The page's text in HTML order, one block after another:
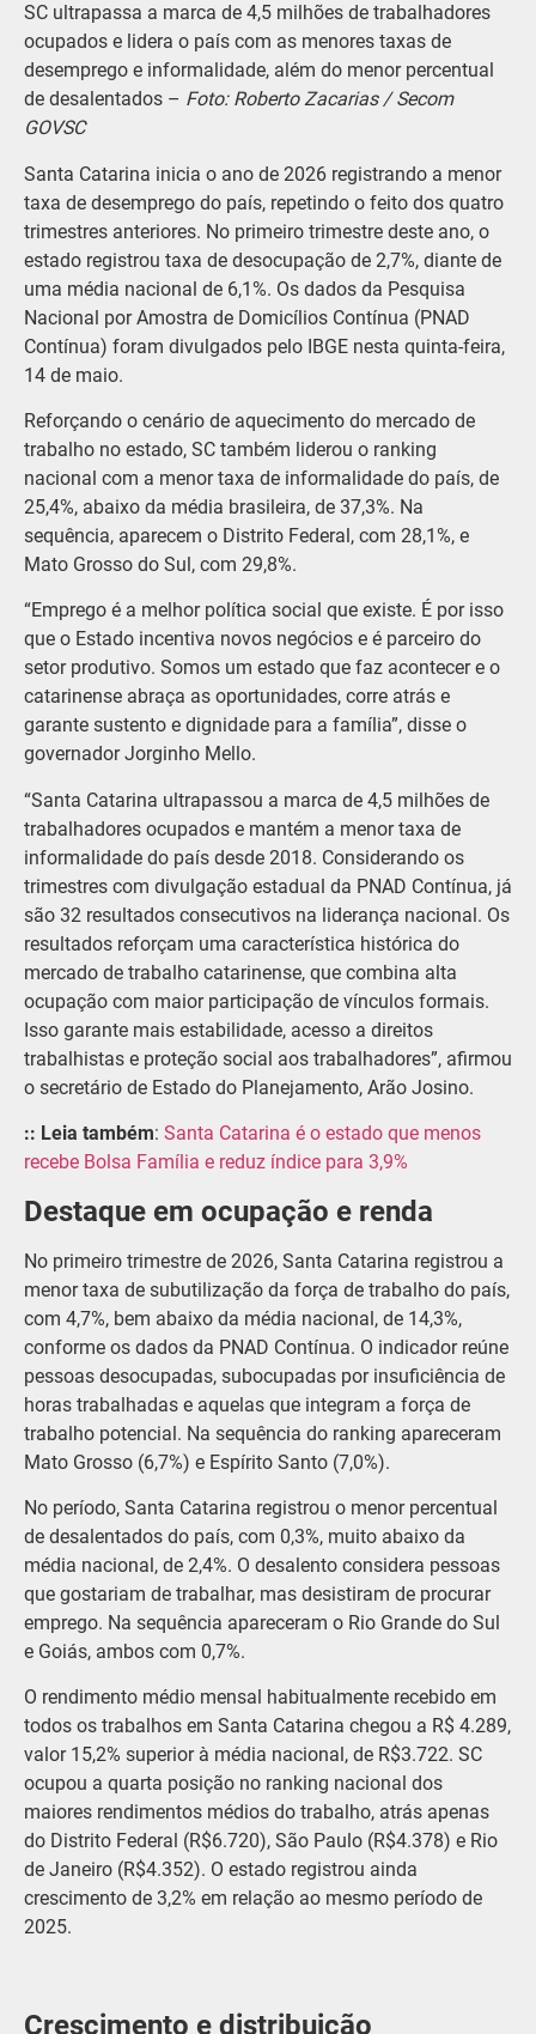
SC ultrapassa a marca de 4,5 milhões de trabalhadores
ocupados e lidera o país com as menores taxas de
desemprego e informalidade, além do menor percentual
de desalentados – Foto: Roberto Zacarias / Secom
GOVSC
Santa Catarina inicia o ano de 2026 registrando a menor
taxa de desemprego do país, repetindo o feito dos quatro
trimestres anteriores. No primeiro trimestre deste ano, o
estado registrou taxa de desocupação de 2,7%, diante de
uma média nacional de 6,1%. Os dados da Pesquisa
Nacional por Amostra de Domicílios Contínua (PNAD
Contínua) foram divulgados pelo IBGE nesta quinta-feira,
14 de maio.
Reforçando o cenário de aquecimento do mercado de
trabalho no estado, SC também liderou o ranking
nacional com a menor taxa de informalidade do país, de
25,4%, abaixo da média brasileira, de 37,3%. Na
sequência, aparecem o Distrito Federal, com 28,1%, e
Mato Grosso do Sul, com 29,8%.
“Emprego é a melhor política social que existe. É por isso
que o Estado incentiva novos negócios e é parceiro do
setor produtivo. Somos um estado que faz acontecer e o
catarinense abraça as oportunidades, corre atrás e
garante sustento e dignidade para a família”, disse o
governador Jorginho Mello.
“Santa Catarina ultrapassou a marca de 4,5 milhões de
trabalhadores ocupados e mantém a menor taxa de
informalidade do país desde 2018. Considerando os
trimestres com divulgação estadual da PNAD Contínua, já
são 32 resultados consecutivos na liderança nacional. Os
resultados reforçam uma característica histórica do
mercado de trabalho catarinense, que combina alta
ocupação com maior participação de vínculos formais.
Isso garante mais estabilidade, acesso a direitos
trabalhistas e proteção social aos trabalhadores”, afirmou
o secretário de Estado do Planejamento, Arão Josino.
:: Leia também: Santa Catarina é o estado que menos
recebe Bolsa Família e reduz índice para 3,9%
Destaque em ocupação e renda
No primeiro trimestre de 2026, Santa Catarina registrou a
menor taxa de subutilização da força de trabalho do país,
com 4,7%, bem abaixo da média nacional, de 14,3%,
conforme os dados da PNAD Contínua. O indicador reúne
pessoas desocupadas, subocupadas por insuficiência de
horas trabalhadas e aquelas que integram a força de
trabalho potencial. Na sequência do ranking apareceram
Mato Grosso (6,7%) e Espírito Santo (7,0%).
No período, Santa Catarina registrou o menor percentual
de desalentados do país, com 0,3%, muito abaixo da
média nacional, de 2,4%. O desalento considera pessoas
que gostariam de trabalhar, mas desistiram de procurar
emprego. Na sequência apareceram o Rio Grande do Sul
e Goiás, ambos com 0,7%.
O rendimento médio mensal habitualmente recebido em
todos os trabalhos em Santa Catarina chegou a R$ 4.289,
valor 15,2% superior à média nacional, de R$3.722. SC
ocupou a quarta posição no ranking nacional dos
maiores rendimentos médios do trabalho, atrás apenas
do Distrito Federal (R$6.720), São Paulo (R$4.378) e Rio
de Janeiro (R$4.352). O estado registrou ainda
crescimento de 3,2% em relação ao mesmo período de
2025.
Crescimento e distribuição